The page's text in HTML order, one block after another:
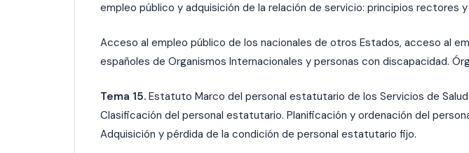
empleo público y adquisición de la relación de servicio: principios rectores
Acceso al empleo público de los nacionales de otros Estados, acceso al
españoles de Organismos Internacionales y personas con discapacidad.
Tema 15. Estatuto Marco del personal estatutario de los Servicios de
Clasificación del personal estatutario. Planificación y ordenación del
Adquisición y pérdida de la condición de personal estatutario fijo.